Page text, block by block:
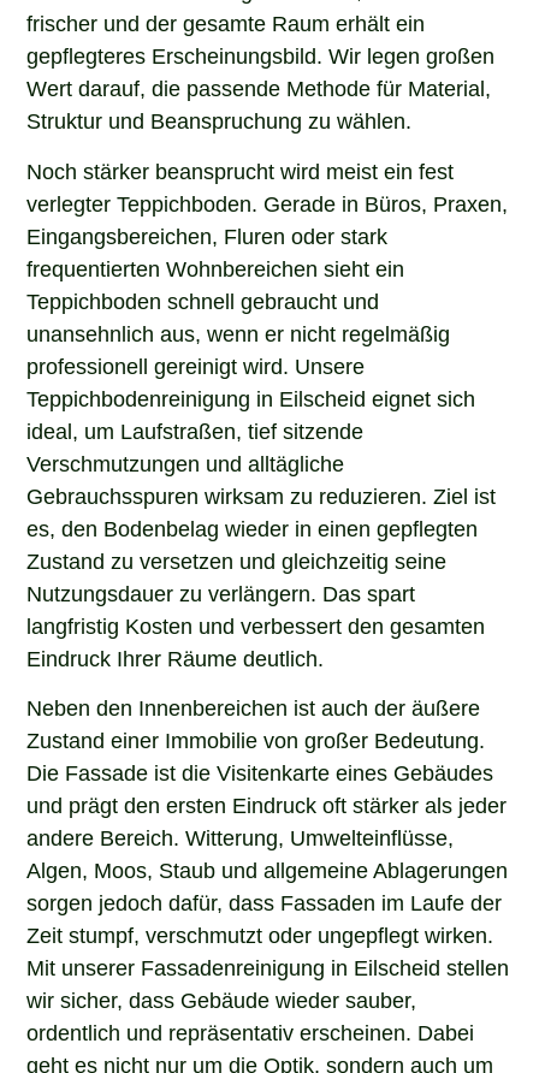
frischer und der gesamte Raum erhält ein
gepflegteres Erscheinungsbild. Wir legen großen
Wert darauf, die passende Methode für Material,
Struktur und Beanspruchung zu wählen.
Noch stärker beansprucht wird meist ein fest
verlegter Teppichboden. Gerade in Büros, Praxen,
Eingangsbereichen, Fluren oder stark
frequentierten Wohnbereichen sieht ein
Teppichboden schnell gebraucht und
unansehnlich aus, wenn er nicht regelmäßig
professionell gereinigt wird. Unsere
Teppichbodenreinigung in Eilscheid eignet sich
ideal, um Laufstraßen, tief sitzende
Verschmutzungen und alltägliche
Gebrauchsspuren wirksam zu reduzieren. Ziel ist
es, den Bodenbelag wieder in einen gepflegten
Zustand zu versetzen und gleichzeitig seine
Nutzungsdauer zu verlängern. Das spart
langfristig Kosten und verbessert den gesamten
Eindruck Ihrer Räume deutlich.
Neben den Innenbereichen ist auch der äußere
Zustand einer Immobilie von großer Bedeutung.
Die Fassade ist die Visitenkarte eines Gebäudes
und prägt den ersten Eindruck oft stärker als jeder
andere Bereich. Witterung, Umwelteinflüsse,
Algen, Moos, Staub und allgemeine Ablagerungen
sorgen jedoch dafür, dass Fassaden im Laufe der
Zeit stumpf, verschmutzt oder ungepflegt wirken.
Mit unserer Fassadenreinigung in Eilscheid stellen
wir sicher, dass Gebäude wieder sauber,
ordentlich und repräsentativ erscheinen. Dabei
geht es nicht nur um die Optik, sondern auch um